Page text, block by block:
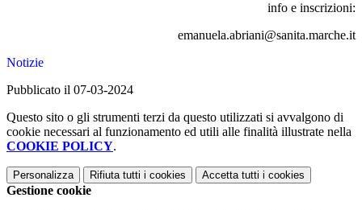
info e inscrizioni:
emanuela.abriani@sanita.marche.it
Notizie
Pubblicato il 07-03-2024
Questo sito o gli strumenti terzi da questo utilizzati si avvalgono di
cookie necessari al funzionamento ed utili alle finalità illustrate nella
COOKIE POLICY.
Personalizza Rifiuta tutti i cookies Accetta tutti i cookies
Gestione cookie